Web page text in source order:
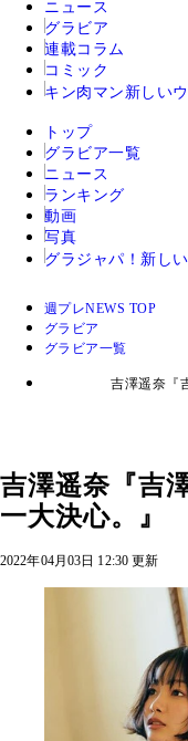
ニュース
グラビア
連載コラム
コミック
キン肉マン 新しい
トップ
グラビア一覧
ニュース
ランキング
動画
写真
グラジャパ！ 新し
週プレNEWS TOP
グラビア
グラビア一覧
吉澤遥奈『
吉澤遥奈『吉
一大決心。』
2022年04月03日 12:30 更新